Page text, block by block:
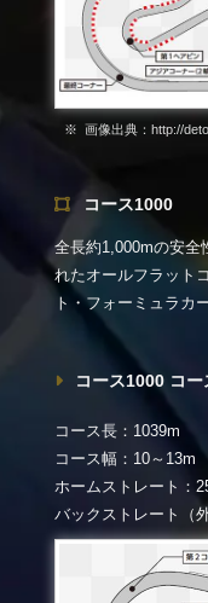
画像出典：http://
コース1000
全長約1,000mの安全
れたオールフラット
ト・フォーミュラカ
コース1000 コー
コース長：1039m
コース幅：10～13m
ホームストレート：
バックストレート（